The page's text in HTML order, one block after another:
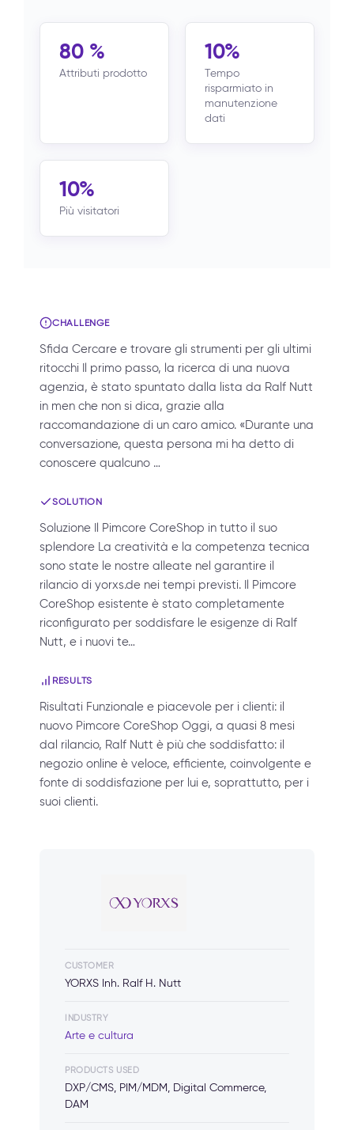
80 %
Attributi prodotto
10%
Tempo
risparmiato in
manutenzione
dati
10%
Più visitatori
CHALLENGE
Sfida Cercare e trovare gli strumenti per gli ultimi
ritocchi Il primo passo, la ricerca di una nuova
agenzia, è stato spuntato dalla lista da Ralf Nutt
in men che non si dica, grazie alla
raccomandazione di un caro amico. «Durante una
conversazione, questa persona mi ha detto di
conoscere qualcuno …
SOLUTION
Soluzione Il Pimcore CoreShop in tutto il suo
splendore La creatività e la competenza tecnica
sono state le nostre alleate nel garantire il
rilancio di yorxs.de nei tempi previsti. Il Pimcore
CoreShop esistente è stato completamente
riconfigurato per soddisfare le esigenze di Ralf
Nutt, e i nuovi te…
RESULTS
Risultati Funzionale e piacevole per i clienti: il
nuovo Pimcore CoreShop Oggi, a quasi 8 mesi
dal rilancio, Ralf Nutt è più che soddisfatto: il
negozio online è veloce, efficiente, coinvolgente e
fonte di soddisfazione per lui e, soprattutto, per i
suoi clienti.
CUSTOMER
YORXS Inh. Ralf H. Nutt
INDUSTRY
Arte e cultura
PRODUCTS USED
DXP/CMS, PIM/MDM, Digital Commerce,
DAM